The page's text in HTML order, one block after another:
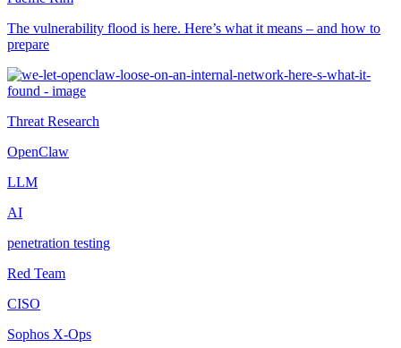
The vulnerability flood is here. Here’s what it means – and how to
prepare
Threat Research
OpenClaw
LLM
AI
penetration testing
Red Team
CISO
Sophos X-Ops